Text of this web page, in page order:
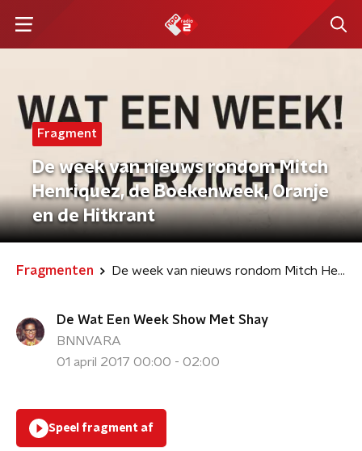
Fragment
De week van nieuws rondom Mitch
Henriquez, de Boekenweek, Oranje
en de Hitkrant
Fragmenten De week van nieuws rondom Mitch Henriquez, de Boekenweek, Oranje en de Hitkrant
De Wat Een Week Show Met Shay
BNNVARA
01 april 2017 00:00 - 02:00
Speel fragment af